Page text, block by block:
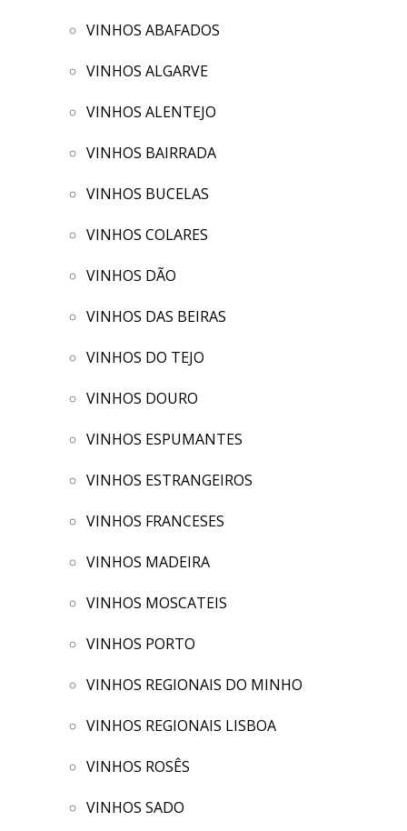
VINHOS ABAFADOS
VINHOS ALGARVE
VINHOS ALENTEJO
VINHOS BAIRRADA
VINHOS BUCELAS
VINHOS COLARES
VINHOS DÃO
VINHOS DAS BEIRAS
VINHOS DO TEJO
VINHOS DOURO
VINHOS ESPUMANTES
VINHOS ESTRANGEIROS
VINHOS FRANCESES
VINHOS MADEIRA
VINHOS MOSCATEIS
VINHOS PORTO
VINHOS REGIONAIS DO MINHO
VINHOS REGIONAIS LISBOA
VINHOS ROSÊS
VINHOS SADO